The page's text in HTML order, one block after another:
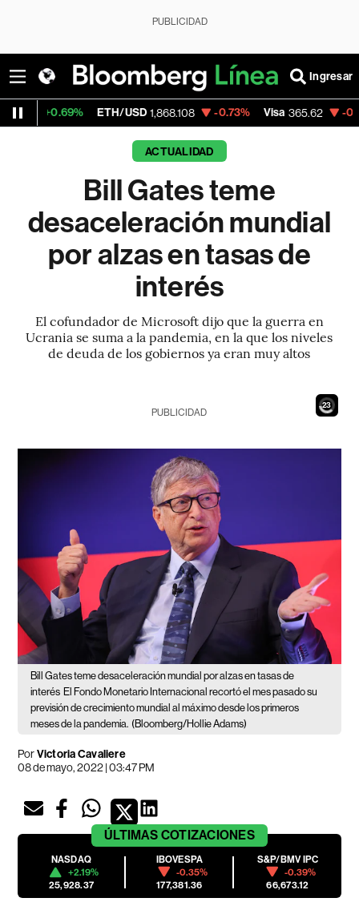
PUBLICIDAD
Ingresar
ETH/USD 1,868.108 -0.73% Visa 365.62 -0.14%
ACTUALIDAD
Bill Gates teme
desaceleración mundial
por alzas en tasas de
interés
El cofundador de Microsoft dijo que la guerra en
Ucrania se suma a la pandemia, en la que los niveles
de deuda de los gobiernos ya eran muy altos
22
PUBLICIDAD
Bill Gates teme desaceleración mundial por alzas en tasas de
interés El Fondo Monetario Internacional recortó el mes pasado su
previsión de crecimiento mundial al máximo desde los primeros
meses de la pandemia. (Bloomberg/Hollie Adams)
PorVictoria Cavaliere
08 de mayo, 2022 | 03:47 PM
ÚLTIMAS COTIZACIONES
NASDAQ
+2.19%
25,928.37
IBOVESPA
-0.35%
177,381.36
S&P/BMV IPC
-0.39%
66,673.12